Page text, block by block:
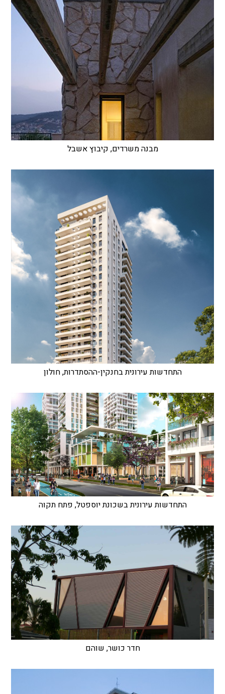
מבנה משרדים, קיבוץ אשבל
התחדשות עירונית בחנקין-ההסתדרות, חולון
התחדשות עירונית בשכונת יוספטל, פתח תקוה
חדר כושר, שוהם